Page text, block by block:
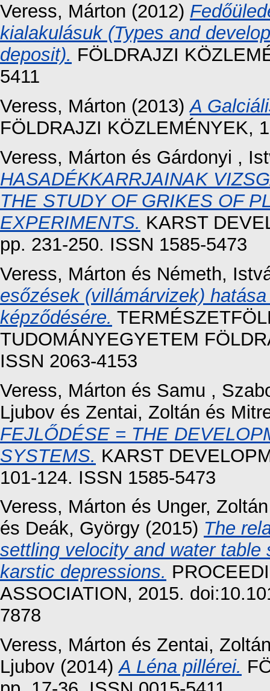
Veress, Márton (2012)
kialakulásuk (Types and
deposit). FÖLDRAJZI
5411
Veress, Márton (2013)A
FÖLDRAJZI KÖZLEMÉNYEK,
Veress, Márton és Gárdonyi ,
HASADÉKKARRJAINAK
THE STUDY OF GRIKES OF
EXPERIMENTS. KARST
pp. 231-250. ISSN 1585-5473
Veress, Márton és Németh,
esőzések (villámárvizek)
képződésére.
TUDOMÁNYEGYETEM
ISSN 2063-4153
Veress, Márton és Samu ,
Ljubov és Zentai, Zoltán és
FEJLŐDÉSE = THE
SYSTEMS. KARST
101-124. ISSN 1585-5473
Veress, Márton és Unger,
és Deák, György (2015) The
settling velocity and water
karstic depressions.
ASSOCIATION, 2015.
7878
Veress, Márton és Zentai,
Ljubov (2014)A Léna pillérei.